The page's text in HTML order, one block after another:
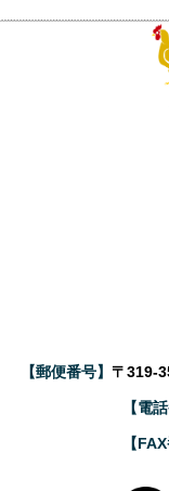
【郵便番号】 〒319-
【電
【